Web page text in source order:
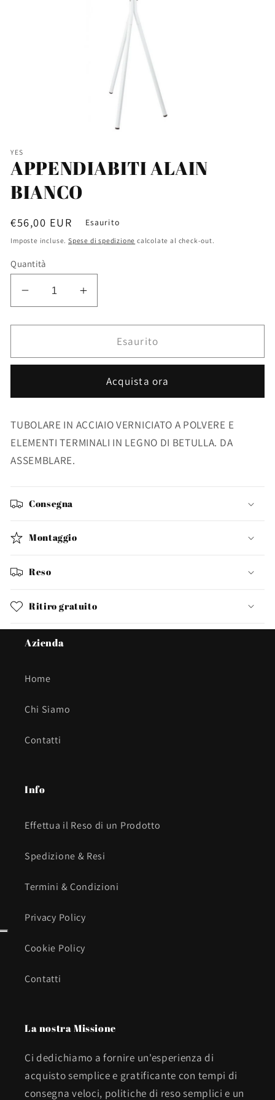
YES
APPENDIABITI ALAIN
BIANCO
Prezzo
di
€56,00 EUR Esaurito
Imposte incluse. Spese di spedizione calcolate al check-out.
Quantità
Diminuisci
quantità
per
ALAIN
Aumenta
quantità
per
APPENDIABITI
ALAIN
Esaurito
Acquista ora
TUBOLARE IN ACCIAIO VERNICIATO A POLVERE E
ELEMENTI TERMINALI IN LEGNO DI BETULLA. DA
ASSEMBLARE.
Consegna
Montaggio
Reso
Ritiro gratuito
Azienda
Home
Chi Siamo
Contatti
Info
Effettua il Reso di un Prodotto
Spedizione & Resi
Termini & Condizioni
Privacy Policy
Cookie Policy
Contatti
La nostra Missione
Ci dedichiamo a fornire un'esperienza di
acquisto semplice e gratificante con tempi di
consegna veloci, politiche di reso semplici e un